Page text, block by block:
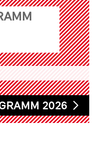
2026